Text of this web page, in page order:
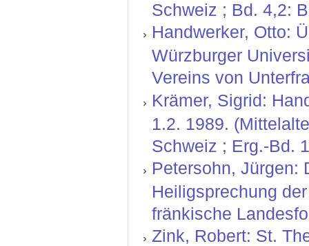
Schweiz ; Bd. 4,2:
Handwerker, Otto:
Würzburger
Vereins von
Krämer, Sigrid:
1.2. 1989.
Schweiz ; Erg.-Bd.
Petersohn, Jürgen:
Heiligsprechung
fränkische
Zink, Robert: St.